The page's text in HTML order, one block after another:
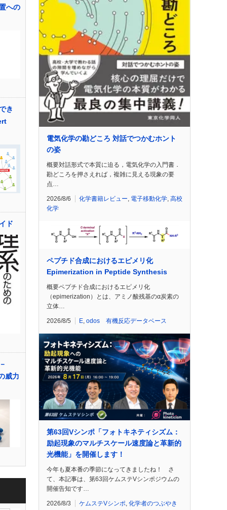
への
き
ド
威力
電気化学の勘どころ 対話でつかむホント
の姿
概要対話形式で本質に迫る，電気化学の入門書．
勘どころを押さえれば，複雑に見える現象の要
点…
2026/8/6 化学書籍レビュー 電子移動化学 高校
化学
ペプチド合成におけるエピメリ化
Epimerization in Peptide Synthesis
概要ペプチド合成におけるエピメリ化
（epimerization）とは、アミノ酸残基のα炭素の
立体…
2026/8/5 E odos 有機反応データベース
第63回Vシンポ「フォトキネティシズム：
励起現象のマルチスケール速度論と革新的
光機能」を開催します！
今年も夏本番の季節になってきましたね！ さ
て、本記事は、第63回ケムステVシンポジウムの
開催告知です…
2026/8/3 ケムステVシンポ, 化学者のつぶやき